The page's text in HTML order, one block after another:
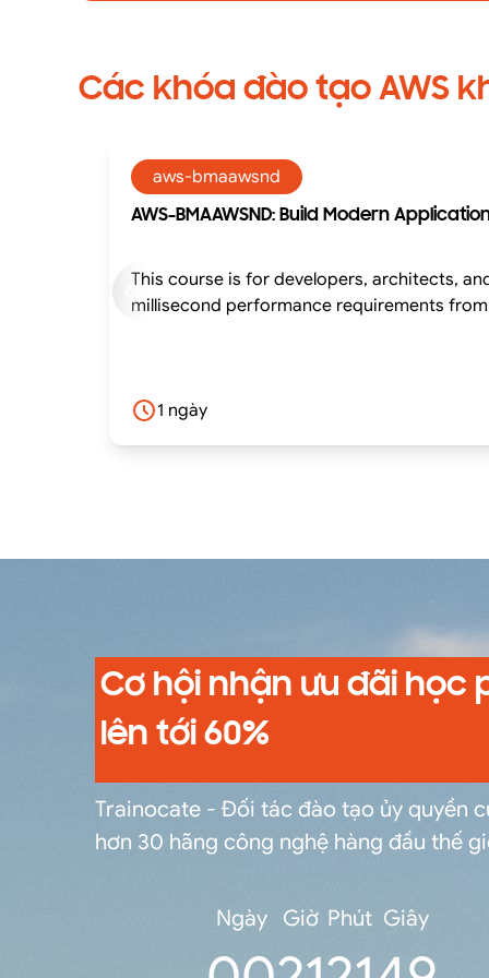
Các khóa đào tạo AWS
aws-bmaawsnd
AWS-BMAAWSND: Build Modern
This course is for developers, architects,
millisecond performance requirements
1 ngày
Cơ hội nhận ưu đãi học
lên tới 60%
Trainocate - Đối tác đào tạo ủy quyền
hơn 30 hãng công nghệ hàng đầu thế
Ngày Giờ Phút Giây